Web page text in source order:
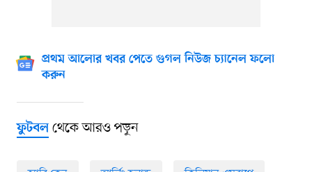
প্রথম আলোর খবর পেতে গুগল নিউজ চ্যানেল ফলো
করুন
ফুটবলথেকে আরও পড়ুন